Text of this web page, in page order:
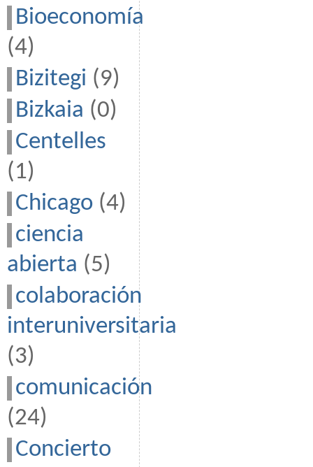
Bioeconomía
(4)
Bizitegi (9)
Bizkaia (0)
Centelles
(1)
Chicago (4)
ciencia
abierta (5)
colaboración
interuniversitaria
(3)
comunicación
(24)
Concierto